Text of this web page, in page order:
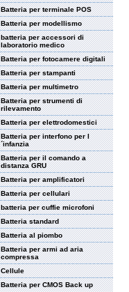
Batteria per terminale POS
Batteria per modellismo
batteria per accessori di
laboratorio medico
Batteria per fotocamere digitali
Batteria per stampanti
Batteria per multimetro
Batteria per strumenti di
rilevamento
Batteria per elettrodomestici
Batteria per interfono per l
´infanzia
Batteria per il comando a
distanza GRU
Batteria per amplificatori
Batteria per cellulari
batteria per cuffie microfoni
Batteria standard
Batteria al piombo
Batteria per armi ad aria
compressa
Cellule
Batteria per CMOS Back up